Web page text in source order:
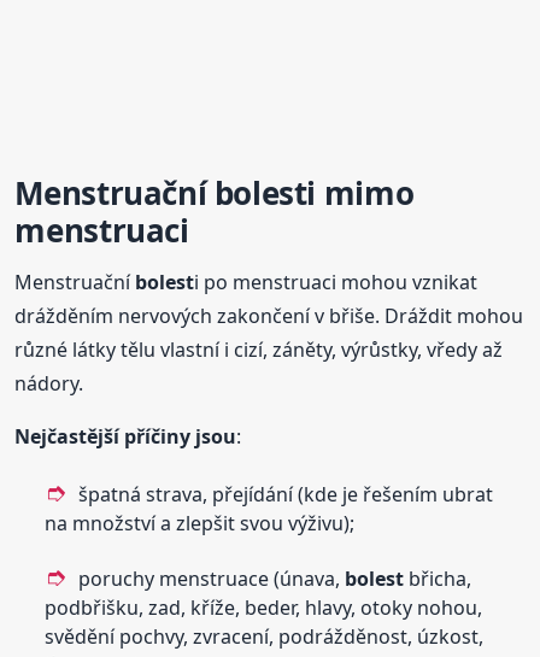
Menstruačníbolesti mimo
menstruaci
Menstruačníbolesti po menstruaci mohou vznikat
drážděním nervových zakončení v břiše. Dráždit mohou
různé látky tělu vlastní i cizí, záněty, výrůstky, vředy až
nádory.
Nejčastější příčiny jsou:
špatná strava, přejídání (kde je řešením ubrat
na množství a zlepšit svou výživu);
poruchy menstruace (únava, bolest břicha,
podbřišku, zad, kříže, beder, hlavy, otoky nohou,
svědění pochvy, zvracení, podrážděnost, úzkost,